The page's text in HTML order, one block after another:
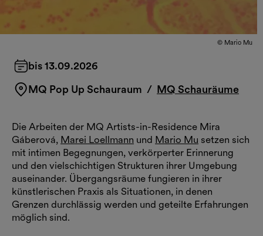
© Mario Mu
bis 13.09.2026
MQ Pop Up Schauraum / MQ Schauräume
Die Arbeiten der MQ Artists-in-Residence Mira
Gáberová, Marei Loellmann und Mario Mu setzen sich
mit intimen Begegnungen, verkörperter Erinnerung
und den vielschichtigen Strukturen ihrer Umgebung
auseinander. Übergangsräume fungieren in ihrer
künstlerischen Praxis als Situationen, in denen
Grenzen durchlässig werden und geteilte Erfahrungen
möglich sind.